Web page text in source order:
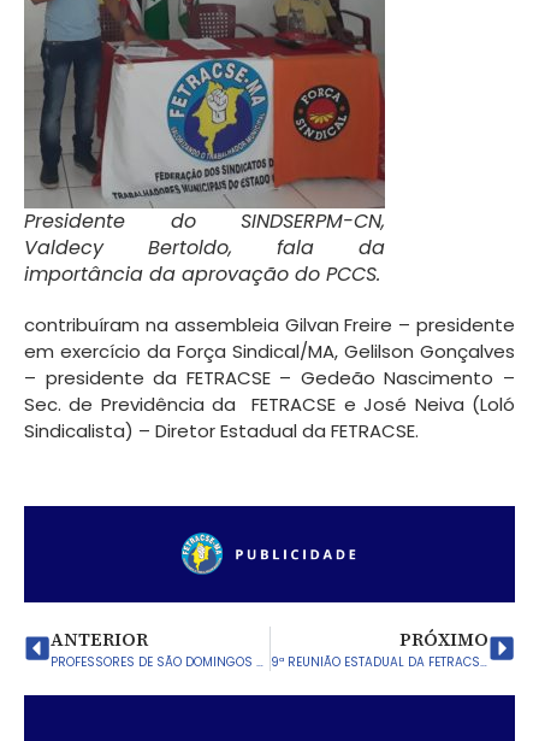
Presidente do SINDSERPM-CN,
Valdecy Bertoldo, fala da
importância da aprovação do PCCS.
contribuíram na assembleia Gilvan Freire – presidente
em exercício da Força Sindical/MA, Gelilson Gonçalves
– presidente da FETRACSE – Gedeão Nascimento –
Sec. de Previdência da FETRACSE e José Neiva (Loló
Sindicalista) – Diretor Estadual da FETRACSE.
ANTERIOR
PROFESSORES DE SÃO DOMINGOS DO AZEITÃO TRATAM SOBRE PRECATÓRIOS DO FUNDEF
PRÓXIMO
9ª REUNIÃO ESTADUAL DA FETRACSE ACONTECE EM DOM PEDRO